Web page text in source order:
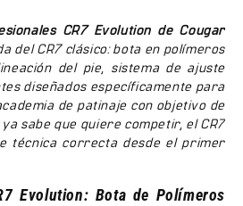
CR7 Evolution de Cougar
del CR7 clásico: bota en polímeros
del pie, sistema de ajuste
diseñados específicamente para
de patinaje con objetivo de
sabe que quiere competir, el CR7
técnica correcta desde el primer
Evolution: Bota de Polímeros